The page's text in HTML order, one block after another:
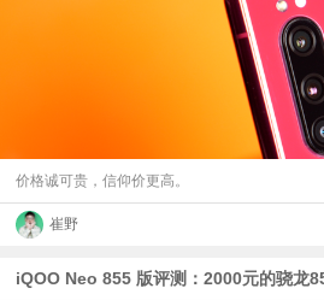
价格诚可贵，信仰价更高。
崔野